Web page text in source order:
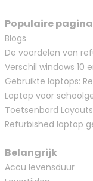
Populaire
Blogs
De voordelen van
Verschil windows 10
Gebruikte laptops:
Laptop voor
Toetsenbord Layouts
Refurbished laptop
Belangrijk
Accu levensduur